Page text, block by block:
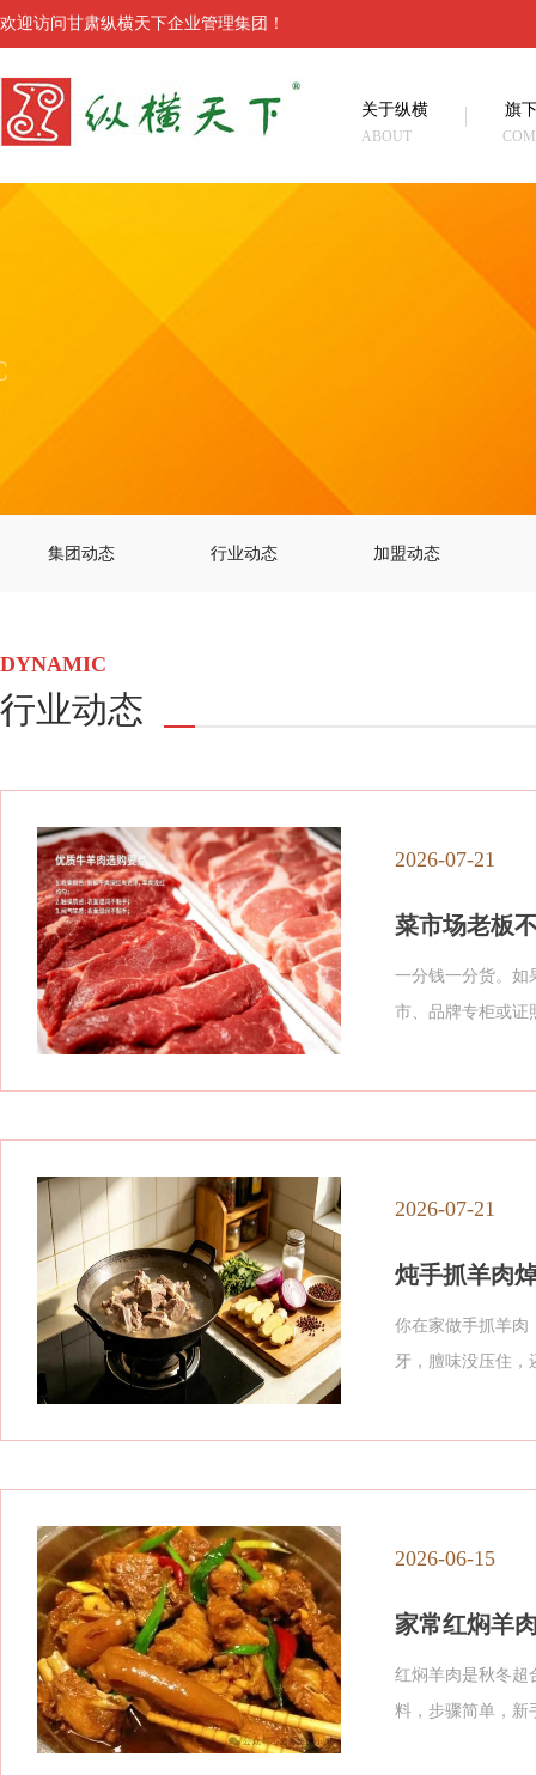
欢迎访问甘肃纵横天下企业管理集团！
关于纵横
ABOUT
旗
集团动态 行业动态 加盟动态
DYNAMIC
行业动态
2026-07-21
菜市场老板
一分钱一分货。如
市、品牌专柜或证
2026-07-21
炖手抓羊肉
你在家做手抓羊肉
牙，膻味没压住，
2026-06-15
家常红焖羊
红焖羊肉是秋冬超
料，步骤简单，新